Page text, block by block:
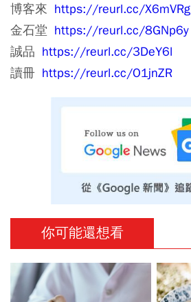
博客來 https://reurl.cc/X6mVRg
金石堂 https://reurl.cc/8GNp6y
誠品 https://reurl.cc/3DeY6l
讀冊 https://reurl.cc/O1jnZR
你可能還想看